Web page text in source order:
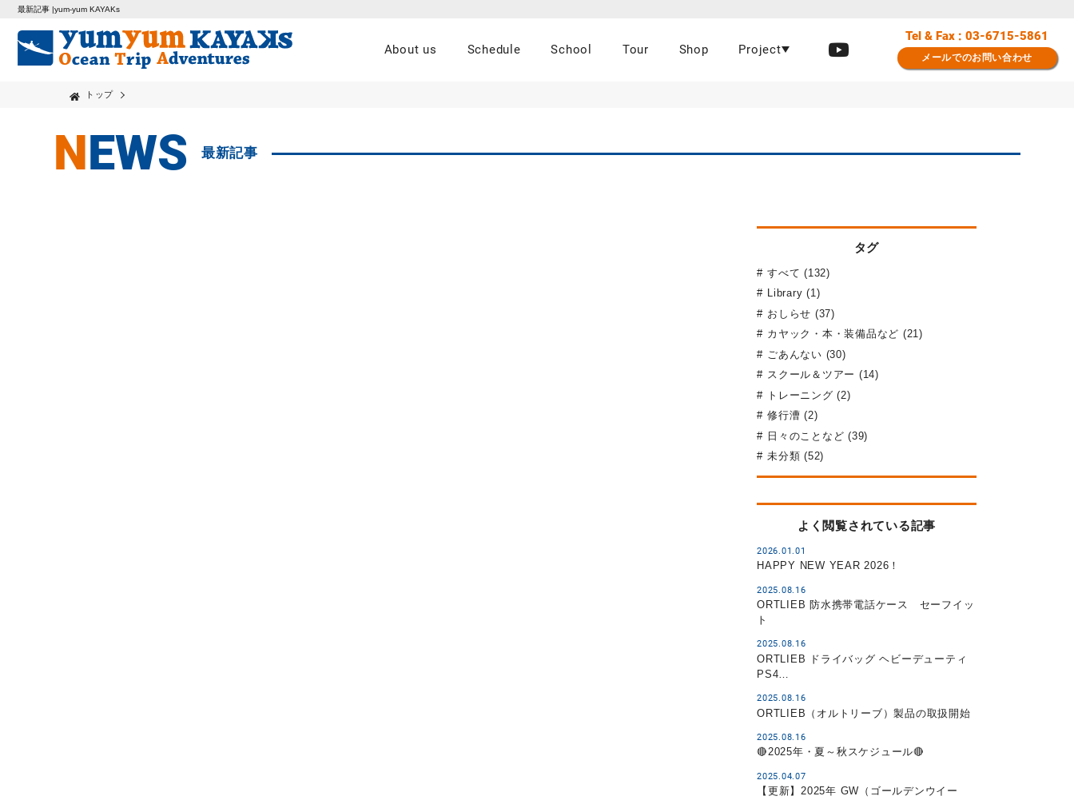
最新記事 |yum-yum KAYAKs
About us Schedule School Tour Shop Project
Tel & Fax : 03-6715-5861
メールでのお問い合わせ
トップ
NEWS 最新記事
タグ
すべて (132)
Library (1)
おしらせ (37)
カヤック・本・装備品など (21)
ごあんない (30)
スクール＆ツアー (14)
トレーニング (2)
修行漕 (2)
日々のことなど (39)
未分類 (52)
よく閲覧されている記事
2026.01.01
HAPPY NEW YEAR 2026！
2025.08.16
ORTLIEB 防水携帯電話ケース セーフイッ
ト
2025.08.16
ORTLIEB ドライバッグ ヘビーデューティ
PS4…
2025.08.16
ORTLIEB（オルトリーブ）製品の取扱開始
2025.08.16
🔴2025年・夏～秋スケジュール🔴
2025.04.07
【更新】2025年 GW（ゴールデンウイー